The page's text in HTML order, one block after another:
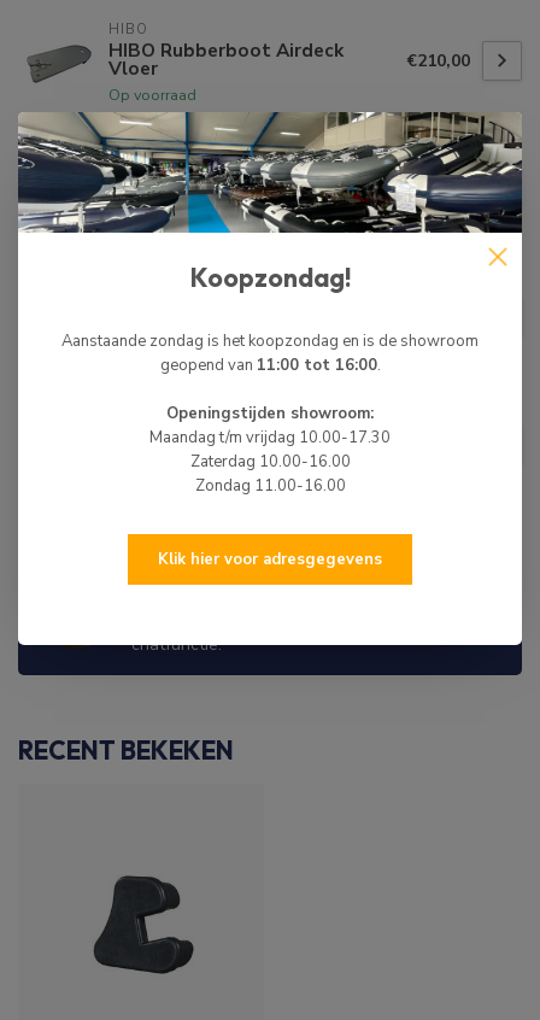
HIBO
HIBO Rubberboot Airdeck
Vloer
Op voorraad
€210,00
HIBO
HIBO Rubberboot Zijprofiel
Niet op voorraad
€120,00
Op voorraad
HIBO Rubberboot
Vloerplaatsteun Grijs
Niet op voorraad
WIJ ZIJN ER OM JE TE HELPEN!
chatfunctie.
RECENT BEKEKEN
Koopzondag!
Aanstaande zondag is het koopzondag en is de showroom
geopend van 11:00 tot 16:00.
Openingstijden showroom:
Maandag t/m vrijdag 10.00-17.30
Zaterdag 10.00-16.00
Zondag 11.00-16.00
Klik hier voor adresgegevens